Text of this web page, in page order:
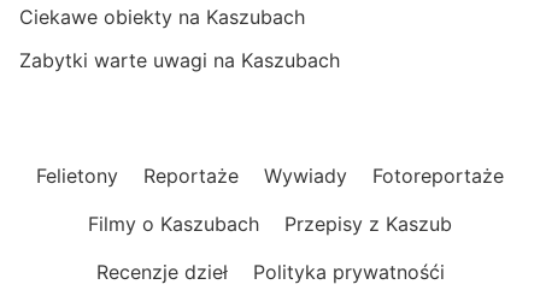
Ciekawe obiekty na Kaszubach
Zabytki warte uwagi na Kaszubach
Felietony Reportaże Wywiady
Fotoreportaże
Filmy o Kaszubach
Przepisy z Kaszub
Recenzje dzieł
Polityka prywatnośći